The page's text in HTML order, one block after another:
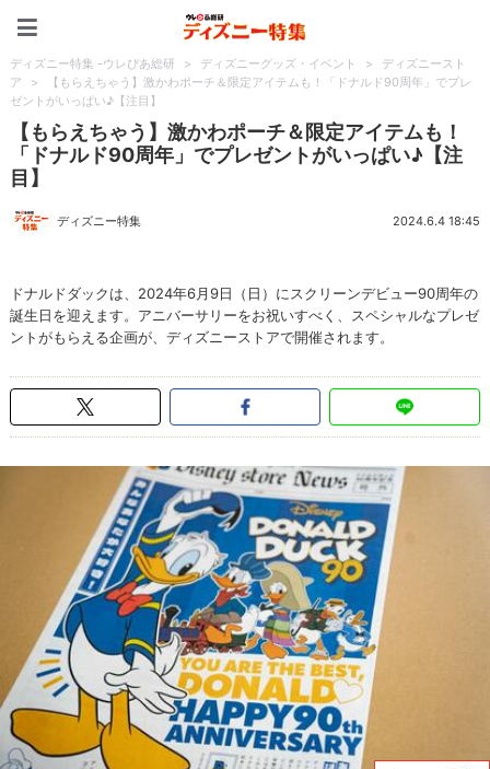
ディズニー特集 -ウレぴあ総研 > ディズニーグッズ・イベント >
ディズニースト
ア
>
【もらえちゃう】激かわポーチ＆限定アイテムも！「ドナルド90周年」でプレ
ゼントがいっぱい♪【注目】
【もらえちゃう】激かわポーチ＆限定アイテムも！
「ドナルド90周年」でプレゼントがいっぱい♪【注
目】
ディズニー特集 2024.6.4 18:45
ドナルドダックは、2024年6月9日（日）にスクリーンデビュー90周年の
誕生日を迎えます。アニバーサリーをお祝いすべく、スペシャルなプレゼ
ントがもらえる企画が、ディズニーストアで開催されます。